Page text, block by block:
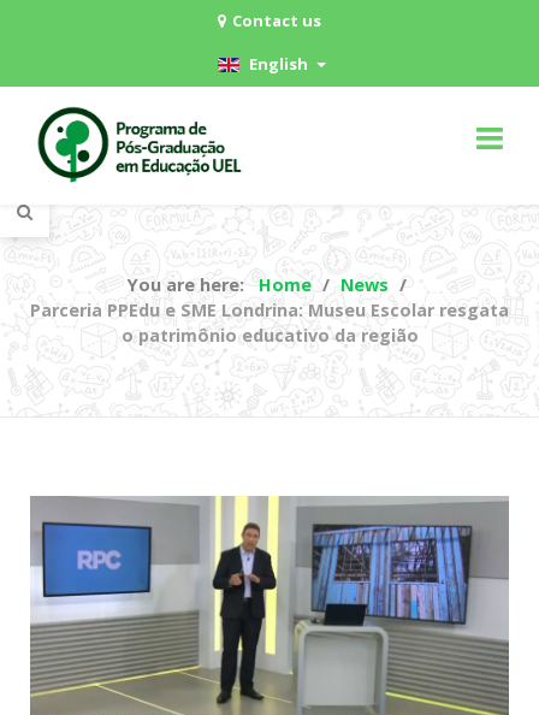
Contact us
English
You are here: Home
News
Parceria PPEdu e SME Londrina: Museu Escolar resgata
o patrimônio educativo da região